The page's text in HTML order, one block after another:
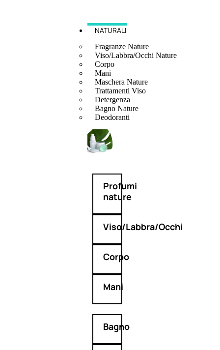
NATURALI
Fragranze Nature
Viso/Labbra/Occhi Nature
Corpo
Mani
Maschera Nature
Trattamenti Viso
Detergenza
Bagno Nature
Deodoranti
Profumi
nature
Viso/Labbra/Occhi
Corpo
Mani
Bagno